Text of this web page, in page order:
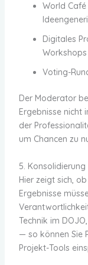
World
Digitales
Workshops
Voting-
Der Moderator
Ergebnisse nicht
der
um Chancen zu
5.
Hier zeigt sich,
Ergebnisse
Technik im
— so können Sie
Projekt-Tools